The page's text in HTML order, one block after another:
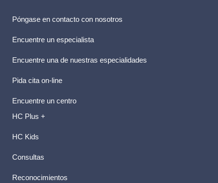
Póngase en contacto con nosotros
Encuentre un especialista
Encuentre una de nuestras especialidades
Pida cita on-line
Encuentre un centro
HC Plus +
HC Kids
Consultas
Reconocimientos